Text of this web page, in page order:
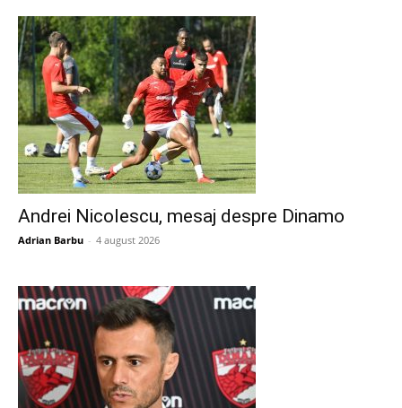
Andrei Nicolescu, mesaj despre Dinamo
Adrian Barbu - 4 august 2026